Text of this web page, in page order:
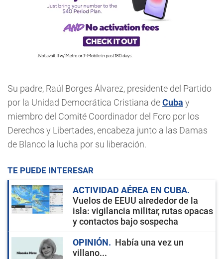
Su padre, Raúl Borges Álvarez, presidente del Partido
por la Unidad Democrática Cristiana deCuba y
miembro del Comité Coordinador del Foro por los
Derechos y Libertades, encabeza junto a las Damas
de Blanco la lucha por su liberación.
TE PUEDE INTERESAR
ACTIVIDAD AÉREA EN CUBA
Vuelos de EEUU alrededor de la
isla: vigilancia militar, rutas opacas
y contactos bajo sospecha
OPINIÓN
Había una vez un
villano...